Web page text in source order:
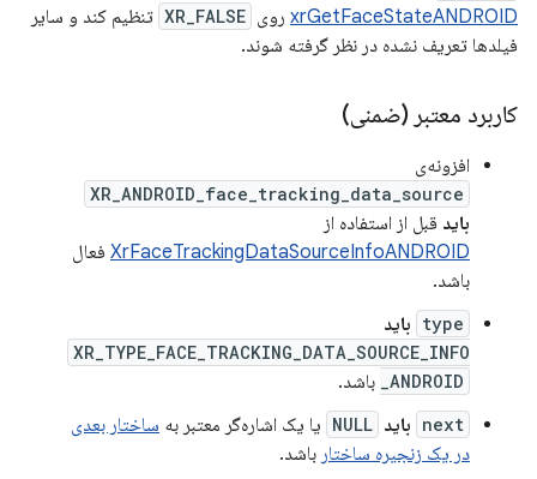
xrGetFaceStateANDROID روی XR_FALSE تنظیم کند و سایر
فیلدها تعریف نشده در نظر گرفته شوند.
کاربرد معتبر (ضمنی)
افزونه‌ی
XR_ANDROID_face_tracking_data_source
باید قبل از استفاده از
XrFaceTrackingDataSourceInfoANDROID فعال
باشد.
type باید
XR_TYPE_FACE_TRACKING_DATA_SOURCE_INFO
_ANDROID
باشد.
next باید NULL یا یک اشاره‌گر معتبر به ساختار بعدی
در یک زنجیره ساختار باشد.